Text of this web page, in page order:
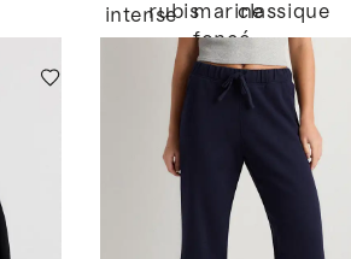
intense
rubismarine
foncé
classique